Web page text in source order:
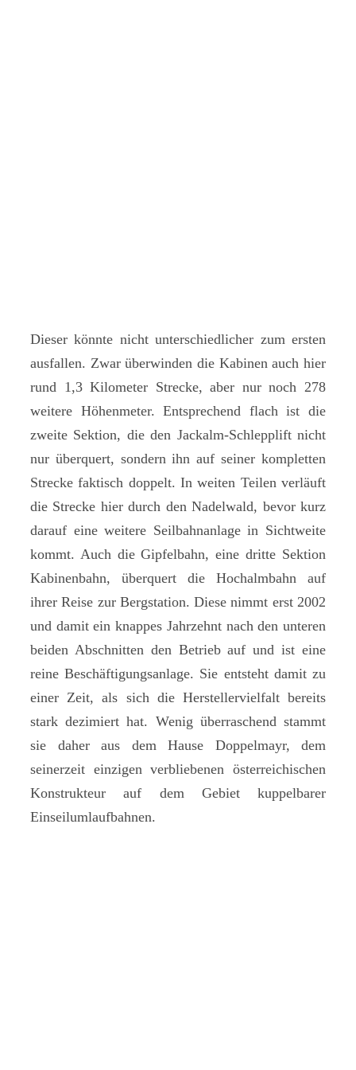
Dieser könnte nicht unterschiedlicher zum ersten
ausfallen. Zwar überwinden die Kabinen auch hier
rund 1,3 Kilometer Strecke, aber nur noch 278
weitere Höhenmeter. Entsprechend flach ist die
zweite Sektion, die den Jackalm-Schlepplift nicht
nur überquert, sondern ihn auf seiner kompletten
Strecke faktisch doppelt. In weiten Teilen verläuft
die Strecke hier durch den Nadelwald, bevor kurz
darauf eine weitere Seilbahnanlage in Sichtweite
kommt. Auch die Gipfelbahn, eine dritte Sektion
Kabinenbahn, überquert die Hochalmbahn auf
ihrer Reise zur Bergstation. Diese nimmt erst 2002
und damit ein knappes Jahrzehnt nach den unteren
beiden Abschnitten den Betrieb auf und ist eine
reine Beschäftigungsanlage. Sie entsteht damit zu
einer Zeit, als sich die Herstellervielfalt bereits
stark dezimiert hat. Wenig überraschend stammt
sie daher aus dem Hause Doppelmayr, dem
seinerzeit einzigen verbliebenen österreichischen
Konstrukteur auf dem Gebiet kuppelbarer
Einseilumlaufbahnen.